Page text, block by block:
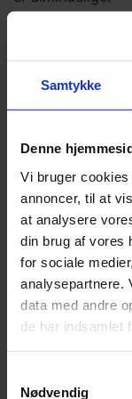
Samtykke
Denne
Vi bruger
annoncer, til at
at analysere
din brug af vores
for sociale
analysepartnere.
data med andre
de har indsamlet
Nødvendig
Srixon
Tour